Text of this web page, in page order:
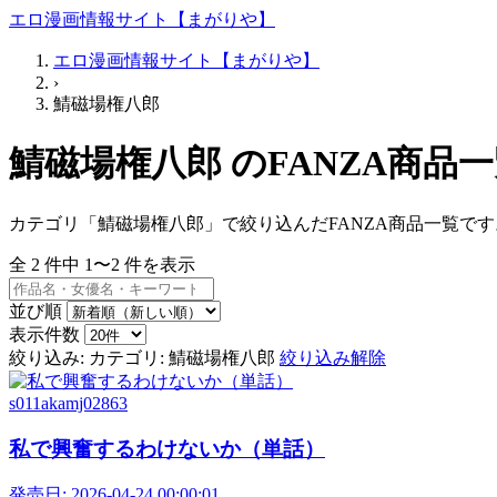
エロ漫画情報サイト【まがりや】
エロ漫画情報サイト【まがりや】
›
鯖磁場権八郎
鯖磁場権八郎 のFANZA商品
カテゴリ「鯖磁場権八郎」で絞り込んだFANZA商品一覧で
全 2 件中 1〜2 件を表示
並び順
表示件数
絞り込み: カテゴリ: 鯖磁場権八郎 絞り込み解除
s011akamj02863
私で興奮するわけないか（単話）